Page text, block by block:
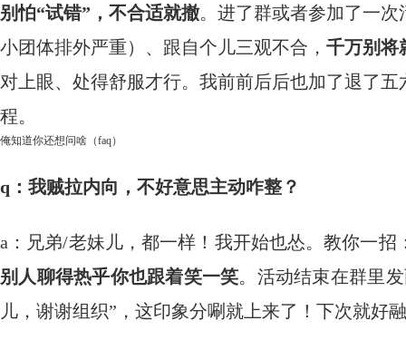
别怕“试错”，不合适就撤。进了群或者参加了一
小团体排外严重）、跟自个儿三观不合， 千万别将
对上眼、处得舒服才行。我前前后后也加了退了
程。
俺知道你还想问啥（faq）
q：我贼拉内向，不好意思主动咋整？
a：兄弟/老妹儿，都一样！我开始也怂。教你一招
别人聊得热乎你也跟着笑一笑。活动结束在群里
儿，谢谢组织”，这印象分唰就上来了！下次就好